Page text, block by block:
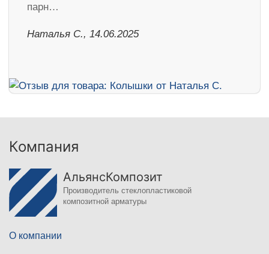
парн…
Наталья С., 14.06.2025
Компания
АльянсКомпозит
Производитель стеклопластиковой
композитной арматуры
О компании